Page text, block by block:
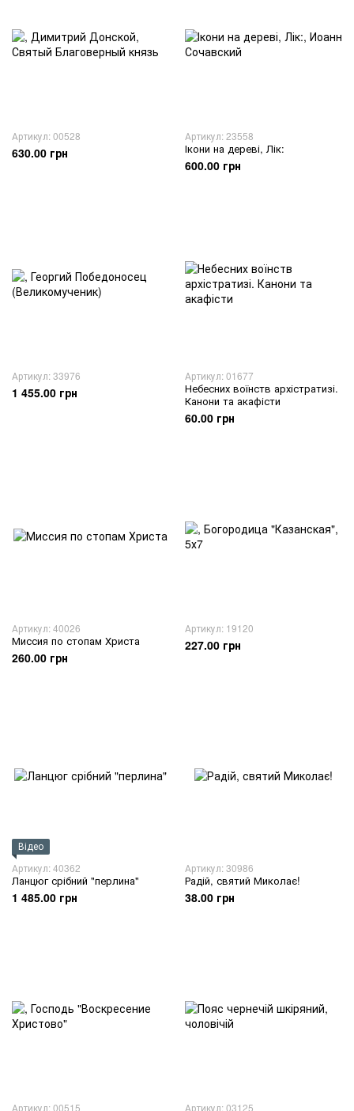
Артикул: 00528
630.00 грн
Артикул: 23558
Ікони на дереві, Лік:
600.00 грн
Артикул: 33976
1 455.00 грн
Артикул: 01677
Небесних воїнств архістратизі.
Канони та акафісти
60.00 грн
Артикул: 40026
Миссия по стопам Христа
260.00 грн
Артикул: 19120
227.00 грн
Відео
Артикул: 40362
Ланцюг срібний "перлина"
1 485.00 грн
Артикул: 30986
Радій, святий Миколає!
38.00 грн
Артикул: 00515 Артикул: 03125